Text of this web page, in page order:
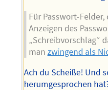
Für Passwort-Felder,
Anzeigen des
„Schreibvorschlag“
manzwingend als
Ach du Scheiße! Und
herumgesprochen